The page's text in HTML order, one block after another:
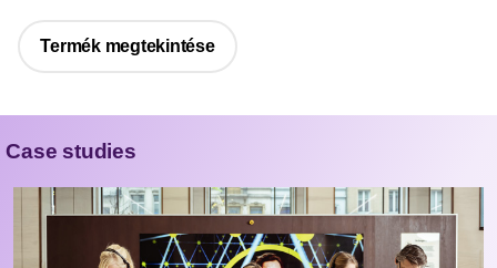
Termék megtekintése
Case studies